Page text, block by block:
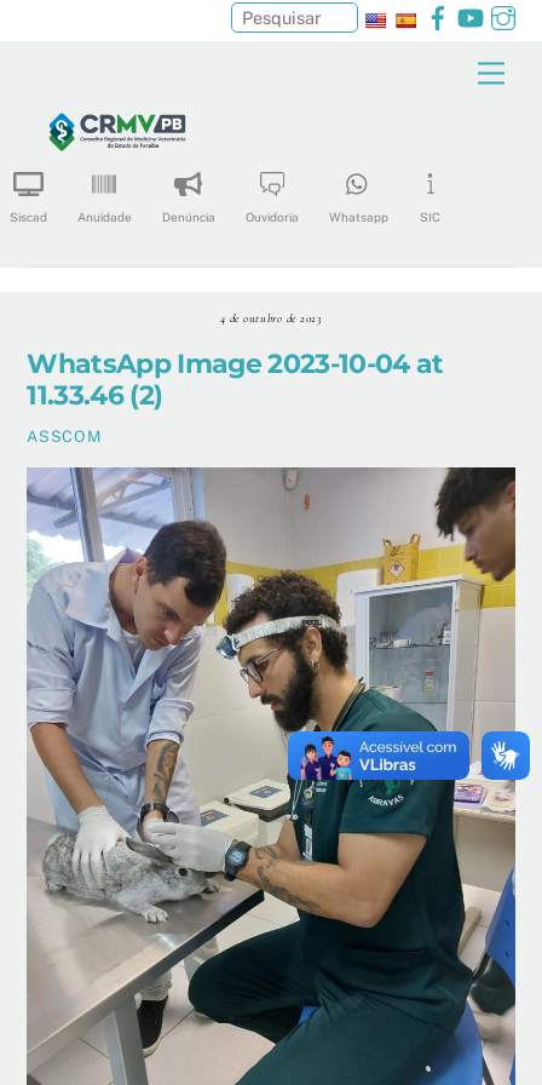
content
Facebook
Siscad Anuidade Denúncia Ouvidoria Whatsapp SIC
Pesquisar
4 de outubro de 2023
WhatsApp Image 2023-10-04 at
11.33.46 (2)
ASSCOM